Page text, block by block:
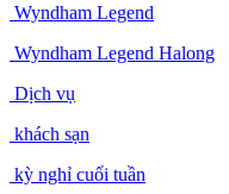
Wyndham Legend
Wyndham Legend Halong
Dịch vụ
khách sạn
kỳ nghỉ cuối tuần